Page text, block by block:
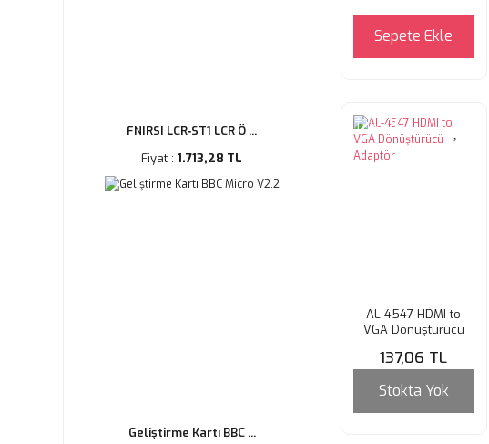
FNIRSI LCR‑ST1 LCR Ö ...
Fiyat :1.713,28 TL
Geliştirme Kartı BBC ...
Sepete Ekle
Tükendi
AL-4547 HDMI to
VGA Dönüştürücü
137,06 TL
Stokta Yok